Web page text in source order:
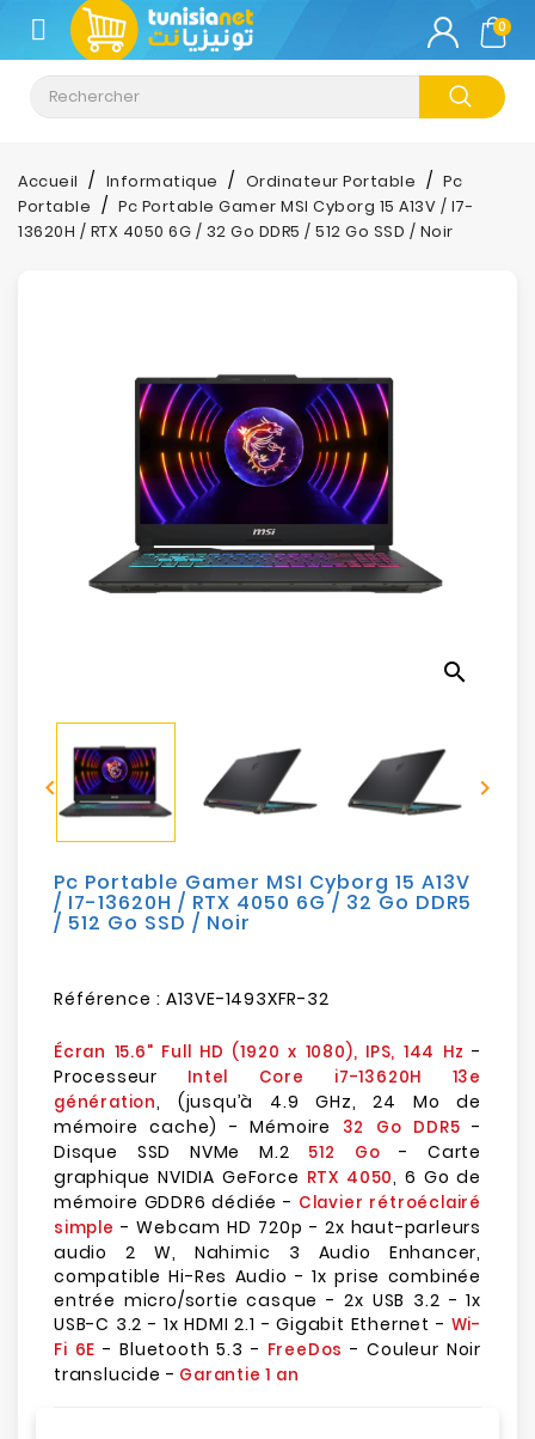
CATÉGORIE
Climatisation
Informatique
Téléphonie
Electroménager
Sécurité
Mobilités
Loisirs
0
Accueil Informatique Ordinateur Portable
Pc
Portable
Pc Portable Gamer MSI Cyborg 15 A13V / I7-
13620H / RTX 4050 6G / 32 Go DDR5 / 512 Go SSD / Noir
search
 
Pc Portable Gamer MSI Cyborg 15 A13V
/ I7-13620H / RTX 4050 6G / 32 Go DDR5
/ 512 Go SSD / Noir
Référence : A13VE-1493XFR-32
Écran 15.6" Full HD (1920 x 1080), IPS, 144 Hz -
Processeur Intel Core i7-13620H 13e
génération, (jusqu’à 4.9 GHz, 24 Mo de
mémoire cache) - Mémoire 32 Go DDR5 -
Disque SSD NVMe M.2 512 Go - Carte
graphique NVIDIA GeForce RTX 4050, 6 Go de
mémoire GDDR6 dédiée - Clavier rétroéclairé
simple - Webcam HD 720p - 2x haut-parleurs
audio 2 W, Nahimic 3 Audio Enhancer,
compatible Hi-Res Audio - 1x prise combinée
entrée micro/sortie casque - 2x USB 3.2 - 1x
USB-C 3.2 - 1x HDMI 2.1 - Gigabit Ethernet - Wi-
Fi 6E - Bluetooth 5.3 - FreeDos - Couleur Noir
translucide - Garantie 1 an